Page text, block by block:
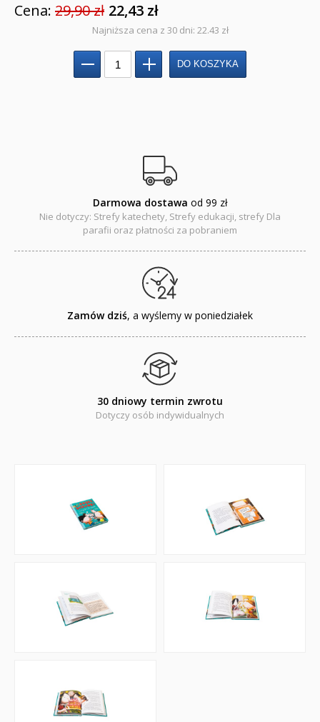
Emocje i wartości
Kreatywne zabawy
QUIZY I ŁAMIGŁÓWKI NA WAKACJE -35%
PROMOCJA ZESTAWY STARTOWE KAKADU
DLA DZIECI
Cena: 29,90 zł 22,43 zł
Najniższa cena z 30 dni: 22.43 zł
Darmowa dostawa od 99 zł
Nie dotyczy: Strefy katechety, Strefy edukacji, strefy Dla
parafii oraz płatności za pobraniem
Zamów dziś, a wyślemy w poniedziałek
30 dniowy termin zwrotu
Dotyczy osób indywidualnych